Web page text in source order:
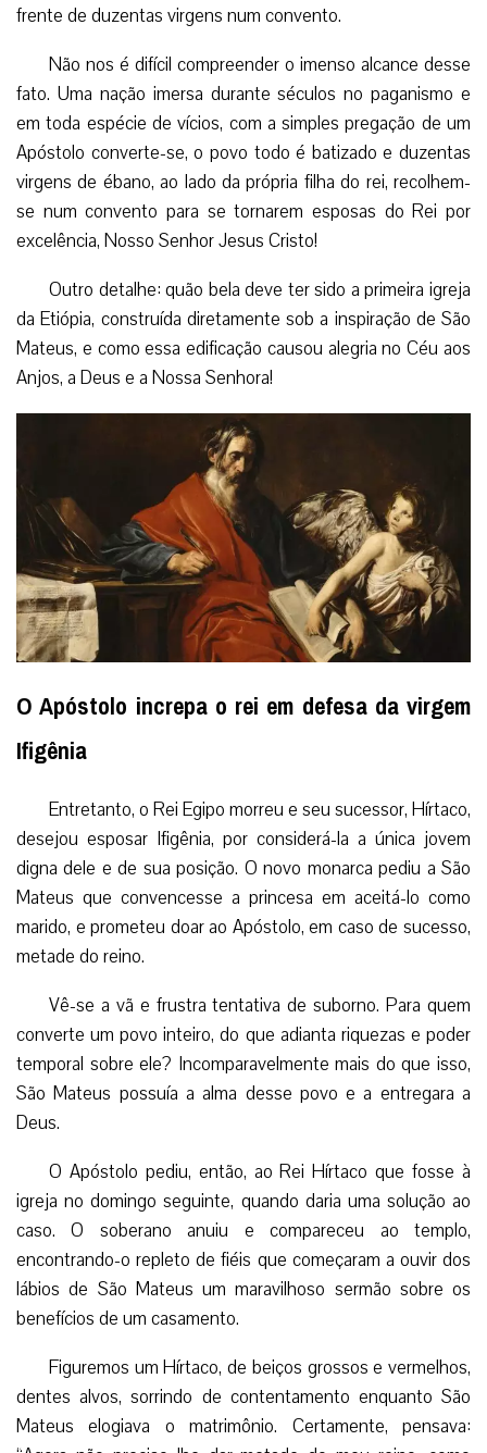
frente de duzentas virgens num convento.
Não nos é difícil compreender o imenso alcance desse
fato. Uma nação imersa durante séculos no paganismo e
em toda espécie de vícios, com a simples pregação de um
Apóstolo converte-se, o povo todo é batizado e duzentas
virgens de ébano, ao lado da própria filha do rei, recolhem-
se num convento para se tornarem esposas do Rei por
excelência, Nosso Senhor Jesus Cristo!
Outro detalhe: quão bela deve ter sido a primeira igreja
da Etiópia, construída diretamente sob a inspiração de São
Mateus, e como essa edificação causou alegria no Céu aos
Anjos, a Deus e a Nossa Senhora!
O Apóstolo increpa o rei em defesa da virgem
Ifigênia
Entretanto, o Rei Egipo morreu e seu sucessor, Hírtaco,
desejou esposar Ifigênia, por considerá-la a única jovem
digna dele e de sua posição. O novo monarca pediu a São
Mateus que convencesse a princesa em aceitá-lo como
marido, e prometeu doar ao Apóstolo, em caso de sucesso,
metade do reino.
Vê-se a vã e frustra tentativa de suborno. Para quem
converte um povo inteiro, do que adianta riquezas e poder
temporal sobre ele? Incomparavelmente mais do que isso,
São Mateus possuía a alma desse povo e a entregara a
Deus.
O Apóstolo pediu, então, ao Rei Hírtaco que fosse à
igreja no domingo seguinte, quando daria uma solução ao
caso. O soberano anuiu e compareceu ao templo,
encontrando-o repleto de fiéis que começaram a ouvir dos
lábios de São Mateus um maravilhoso sermão sobre os
benefícios de um casamento.
Figuremos um Hírtaco, de beiços grossos e vermelhos,
dentes alvos, sorrindo de contentamento enquanto São
Mateus elogiava o matrimônio. Certamente, pensava: